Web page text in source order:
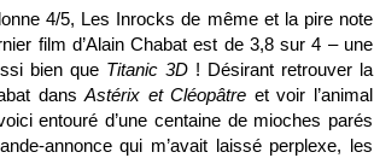
4/5, Les Inrocks de même et la pire note
film d’Alain Chabat est de 3,8 sur 4 – une
bien que Titanic 3D ! Désirant retrouver la
dansAstérix et Cléopâtre et voir l’animal
entouré d’une centaine de mioches parés
annonce qui m’avait laissé perplexe, les